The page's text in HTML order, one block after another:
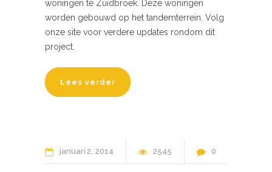
woningen te Zuidbroek. Deze woningen
worden gebouwd op het tandemterrein. Volg
onze site voor verdere updates rondom dit
project.
Lees verder
januari 2 2014 2545 0